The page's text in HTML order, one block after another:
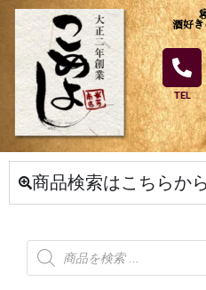
酒好き
TEL
商品検索はこちらから